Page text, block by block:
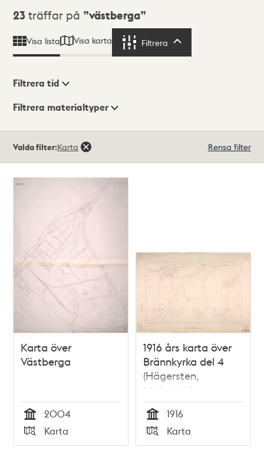
Sökresultat
23 träffar på västberga
Visa lista Visa karta Filtrera
Visningsläge
Filtrera tid
Filtrera materialtyper
träffar
Valda filter:Karta Rensa filter
Karta över
Västberga
Tid
2004
Typ
Karta
1916 års karta över
Brännkyrka del 4
(Hägersten,
Mälarhöjden,
Västberga och
Västertorp)
Tid
1916
Typ
Karta